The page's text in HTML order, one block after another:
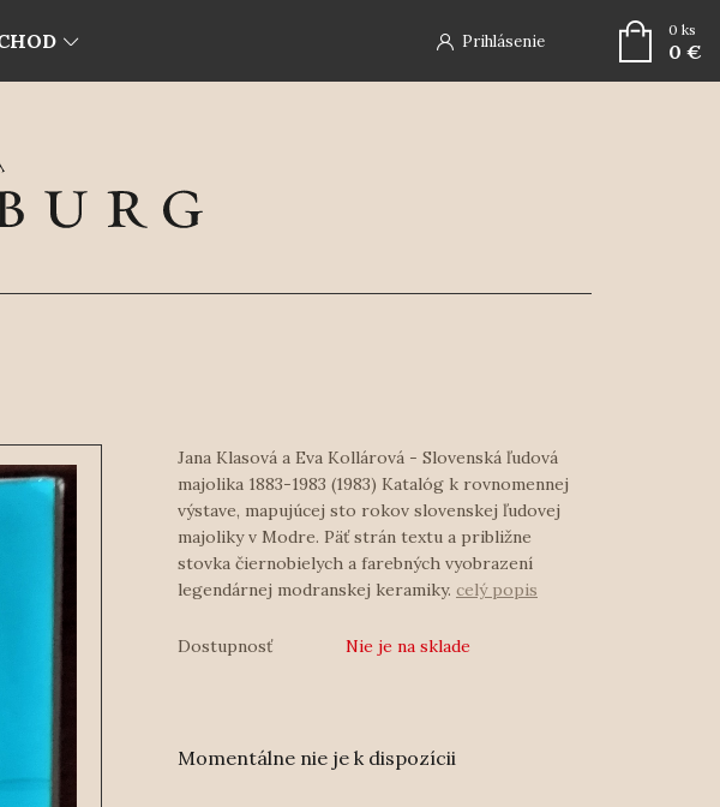
Prihlásenie
0 ks
0 €
Jana Klasová a Eva Kollárová - Slovenská ľudová
majolika 1883-1983 (1983) Katalóg k rovnomennej
výstave, mapujúcej sto rokov slovenskej ľudovej
majoliky v Modre. Päť strán textu a približne
stovka čiernobielych a farebných vyobrazení
legendárnej modranskej keramiky. celý popis
Dostupnosť Nie je na sklade
Momentálne nie je k dispozícii